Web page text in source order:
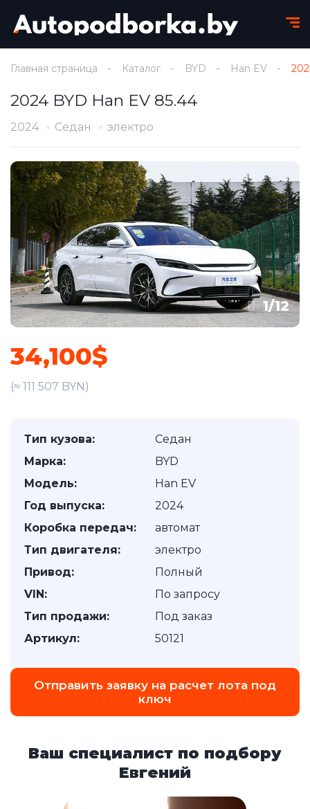
Главная страница Каталог BYD Han EV
2024 BYD Han EV 85.44
2024 Седан электро
1/12
34,100$
(≈ 111 507 BYN)
Тип кузова:
Седан
Марка:
BYD
Модель:
Han EV
Год выпуска:
2024
Коробка передач:
автомат
Тип двигателя:
электро
Привод:
Полный
VIN:
По запросу
Тип продажи:
Под заказ
Артикул:
50121
Отправить заявку на расчет лота под
ключ
Ваш специалист по подбору
Евгений